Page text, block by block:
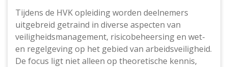
Tijdens de HVK opleiding worden deelnemers
uitgebreid getraind in diverse aspecten van
veiligheidsmanagement, risicobeheersing en wet-
en regelgeving op het gebied van arbeidsveiligheid.
De focus ligt niet alleen op theoretische kennis,